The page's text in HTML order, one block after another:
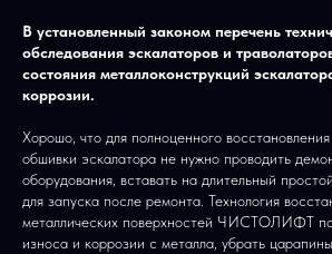
В установленный законом перечень
обследования эскалаторов и
состояния металлоконструкций
коррозии.
Хорошо, что для полноценного
обшивки эскалатора не нужно проводить
оборудования, вставать на длительный
для запуска после ремонта. Технология
металлических поверхностей ЧИСТОЛИФТ
износа и коррозии с металла, убрать